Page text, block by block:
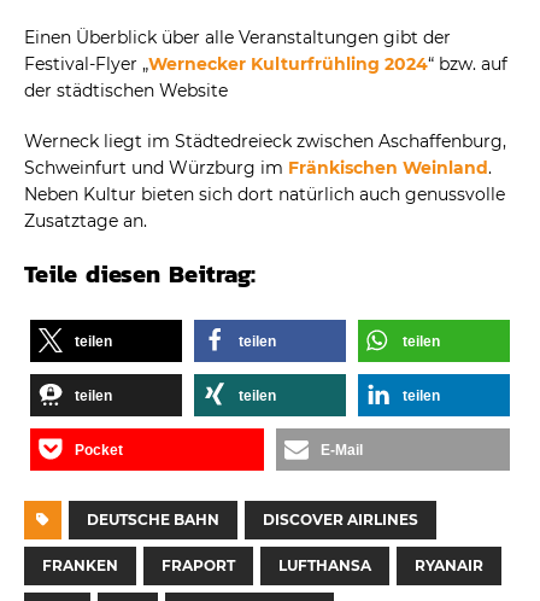
Einen Überblick über alle Veranstaltungen gibt der
Festival-Flyer „Wernecker Kulturfrühling 2024“ bzw. auf
der städtischen Website
Werneck liegt im Städtedreieck zwischen Aschaffenburg,
Schweinfurt und Würzburg im Fränkischen Weinland.
Neben Kultur bieten sich dort natürlich auch genussvolle
Zusatztage an.
Teile diesen Beitrag:
teilen teilen teilen
teilen teilen teilen
Pocket E-Mail
DEUTSCHE BAHN DISCOVER AIRLINES
FRANKEN FRAPORT LUFTHANSA RYANAIR